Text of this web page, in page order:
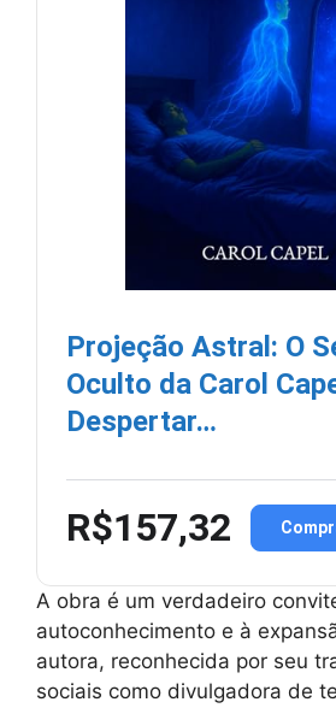
Projeção Astral: O
Oculto da Carol
Despertar…
R$157,32
A obra é um verdadeiro
autoconhecimento e à
autora, reconhecida por seu
sociais como divulgadora de